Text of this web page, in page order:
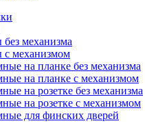
механизма
с механизмом
на планке без механизма
на планке с механизмом
на розетке без механизма
на розетке с механизмом
для финских дверей